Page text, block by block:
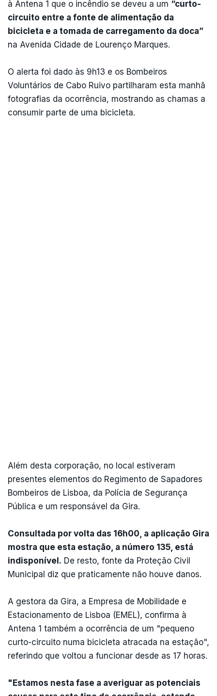
à Antena 1 que o incêndio se deveu a um “curto-
circuito entre a fonte de alimentação da
bicicleta e a tomada de carregamento da doca”
na Avenida Cidade de Lourenço Marques.
O alerta foi dado às 9h13 e os Bombeiros
Voluntários de Cabo Ruivo partilharam esta manhã
fotografias da ocorrência, mostrando as chamas a
consumir parte de uma bicicleta.
Além desta corporação, no local estiveram
presentes elementos do Regimento de Sapadores
Bombeiros de Lisboa, da Polícia de Segurança
Pública e um responsável da Gira.
Consultada por volta das 16h00, a aplicação Gira
mostra que esta estação, a número 135, está
indisponível. De resto, fonte da Proteção Civil
Municipal diz que praticamente não houve danos.
A gestora da Gira, a Empresa de Mobilidade e
Estacionamento de Lisboa (EMEL), confirma à
Antena 1 também a ocorrência de um "pequeno
curto-circuito numa bicicleta atracada na estação",
referindo que voltou a funcionar desde as 17 horas.
"Estamos nesta fase a averiguar as potenciais